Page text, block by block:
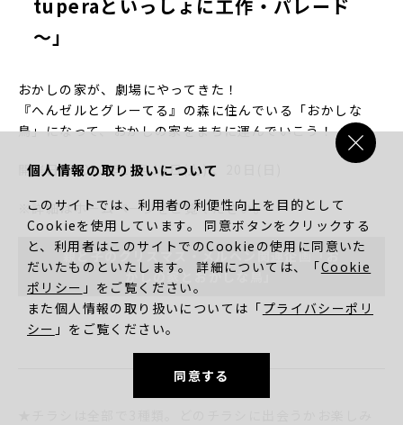
tuperaといっしょに工作・パレード
～」
おかしの家が、劇場にやってきた！
『へんゼルとグレーてる』の森に住んでいる「おかしな
鳥」になって、おかしの家をまちに運んでいこう！
開催日：2022年11月19日(土) 、20日(日)
※詳細はホームページをご覧ください。
親と子のクリスマス・メルヘン関連企画「お
かしの家とおかしな鳥」
個人情報の取り扱いについて
このサイトでは、利用者の利便性向上を目的として
Cookieを使用しています。 同意ボタンをクリックする
と、利用者はこのサイトでのCookieの使用に同意いた
だいたものといたします。 詳細については、「Cookie
ポリシー 」をご覧ください。
また個人情報の取り扱いについては「プライバシーポリ
シー 」をご覧ください。
同意する